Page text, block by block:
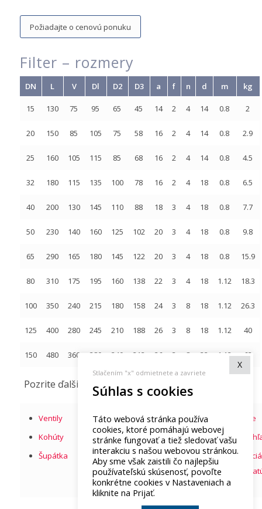
Požiadajte o cenovú ponuku
Filter – rozmery
DN L V Dl D2 D3 a f n d m kg
15 130 75 95 65 45 14 2 4 14 0.8 2
20 150 85 105 75 58 16 2 4 14 0.8 2.9
25 160 105 115 85 68 16 2 4 14 0.8 4.5
32 180 115 135 100 78 16 2 4 18 0.8 6.5
40 200 130 145 110 88 18 3 4 18 0.8 7.7
50 230 140 160 125 102 20 3 4 18 0.8 9.8
65 290 165 180 145 122 20 3 4 18 0.8 15.9
80 310 175 195 160 138 22 3 4 18 1.12 18.3
100 350 240 215 180 158 24 3 8 18 1.12 26.3
125 400 280 245 210 188 26 3 8 18 1.12 40
150 480 360 280 240 212 26 3 8 22 1.12 62
Pozrite ďalšie armatúry
Ventily
Kohúty
Šupátka
Klapky
Kompenzátory
Vložky
Filtre
Regulátory
Odvádzače
kondezátu
Koše
Stlačením "x" odmietnete a zavriete
X
Súhlas s cookies
Táto webová stránka používa
cookies, ktoré pomáhajú webovej
stránke fungovať a tiež sledovať vašu
interakciu s našou webovou stránkou.
Aby sme však zaistili čo najlepšiu
používateľskú skúsenosť, povoľte
konkrétne cookies v Nastaveniach a
kliknite na Prijať.